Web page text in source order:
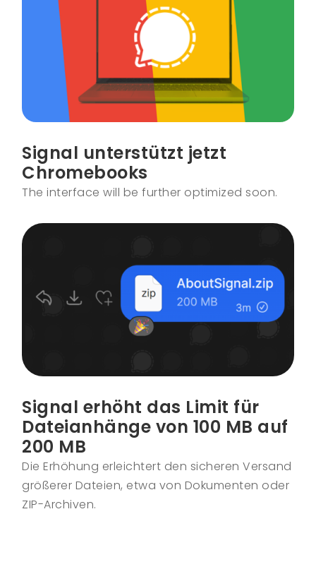
Signal unterstützt jetzt
Chromebooks
The interface will be further optimized soon.
Signal erhöht das Limit für
Dateianhänge von 100 MB auf
200 MB
Die Erhöhung erleichtert den sicheren Versand
größerer Dateien, etwa von Dokumenten oder
ZIP-Archiven.